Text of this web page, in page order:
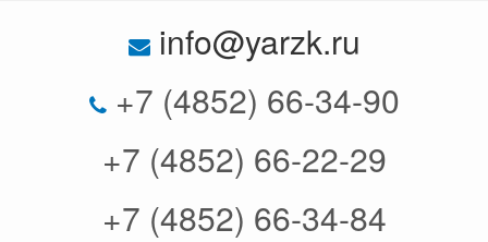
info@yarzk.ru
+7 (4852) 66-34-90
+7 (4852) 66-22-29
+7 (4852) 66-34-84